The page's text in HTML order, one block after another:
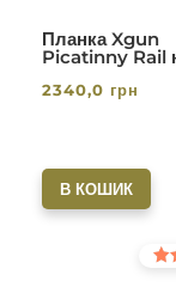
Планка Xgun
Picatinny Rail
2340,0 грн
В КОШИК